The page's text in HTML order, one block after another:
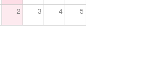
2 3 4 5